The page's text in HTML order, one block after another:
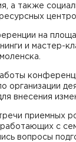
а также
на
и мастер-
организации
внесения
приемных
работающих с
вопросы